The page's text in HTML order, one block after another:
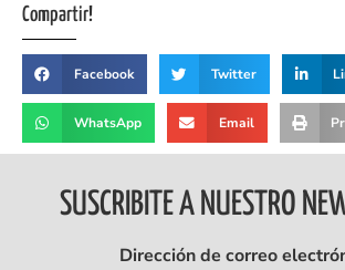
Compartir!
Facebook Twitter
WhatsApp Email
SUSCRIBITE A NUESTRO
Dirección de correo